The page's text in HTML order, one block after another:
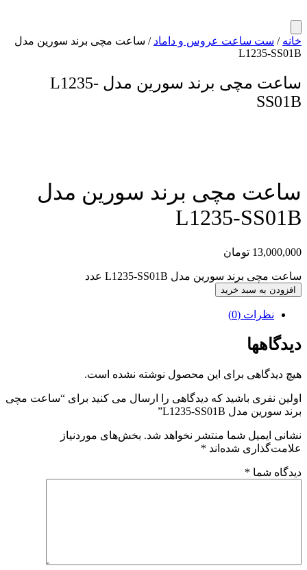
خانه / ست ساعت عروس و داماد / ساعت مچی برند سورین مدل
L1235-SS01B
ساعت مچی برند سورین مدل L1235-
SS01B
ساعت مچی برند سورین مدل
L1235-SS01B
13,000,000 تومان
ساعت مچی برند سورین مدل L1235-SS01B عدد
افزودن به سبد خرید
نظرات (0)
دیدگاهها
هیچ دیدگاهی برای این محصول نوشته نشده است.
اولین نفری باشید که دیدگاهی را ارسال می کنید برای “ساعت مچی
برند سورین مدل L1235-SS01B”
نشانی ایمیل شما منتشر نخواهد شد. بخش‌های موردنیاز
علامت‌گذاری شده‌اند *
دیدگاه شما *